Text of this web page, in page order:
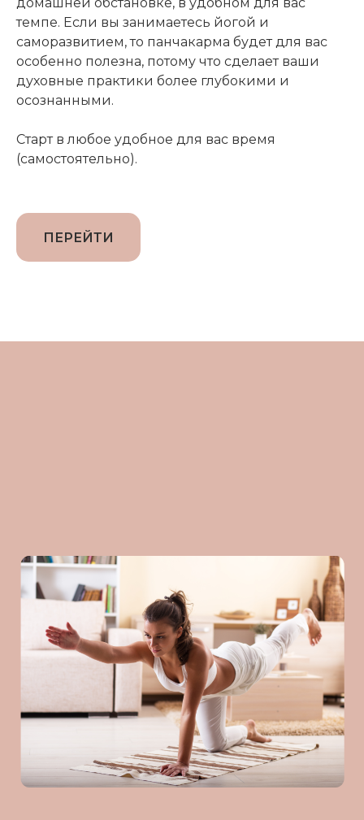
темпе. Если вы занимаетесь йогой и
саморазвитием, то панчакарма будет для вас
особенно полезна, потому что сделает ваши
духовные практики более глубокими и
осознанными.
Старт в любое удобное для вас время
(самостоятельно).
ПЕРЕЙТИ